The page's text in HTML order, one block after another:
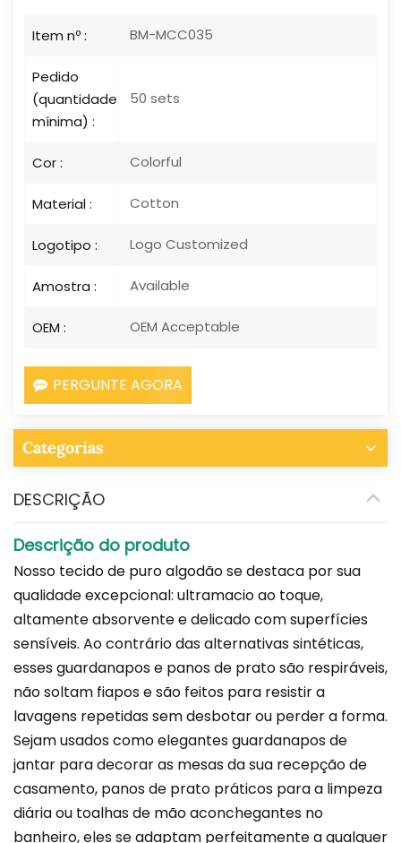
Item nº : BM-MCC035
Pedido
(quantidade
mínima) :
50 sets
Cor : Colorful
Material : Cotton
Logotipo : Logo Customized
Amostra : Available
OEM : OEM Acceptable
PERGUNTE AGORA
Categorias
DESCRIÇÃO
Descrição do produto
Nosso tecido de puro algodão se destaca por sua
qualidade excepcional: ultramacio ao toque,
altamente absorvente e delicado com superfícies
sensíveis. Ao contrário das alternativas sintéticas,
esses guardanapos e panos de prato são respiráveis,
não soltam fiapos e são feitos para resistir a
lavagens repetidas sem desbotar ou perder a forma.
Sejam usados ​​como elegantes guardanapos de
jantar para decorar as mesas da sua recepção de
casamento, panos de prato práticos para a limpeza
diária ou toalhas de mão aconchegantes no
banheiro, eles se adaptam perfeitamente a qualquer